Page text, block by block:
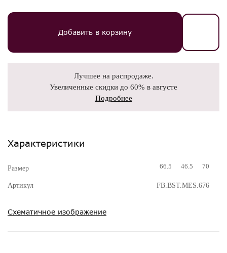
Добавить в корзину
Лучшее на распродаже.
Увеличенные скидки до 60% в августе
Подробнее
Характеристики
Размер 66.5 46.5 70
Артикул FB.BST.MES.676
Схематичное изображение